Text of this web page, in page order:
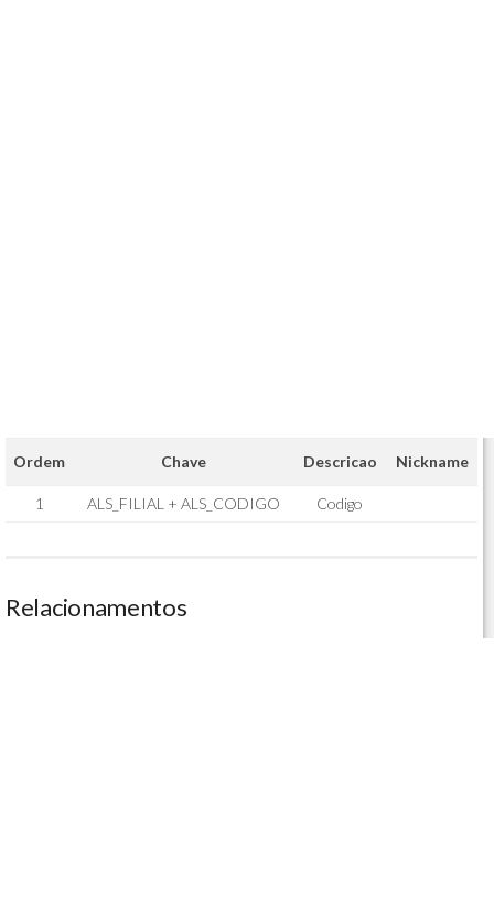
Ordem Chave Descricao Nickname
1 ALS_FILIAL + ALS_CODIGO Codigo
Relacionamentos